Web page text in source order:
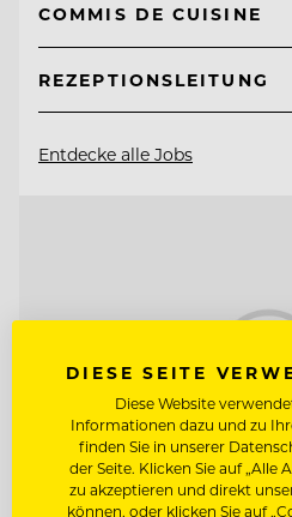
COMMIS DE CUISINE
REZEPTIONSLEITUNG
Entdecke alle Jobs
DIESE SEITE
Diese Website
Informationen dazu und zu
finden Sie in unserer
der Seite. Klicken Sie auf „Alle
zu akzeptieren und direkt
können, oder klicken Sie auf